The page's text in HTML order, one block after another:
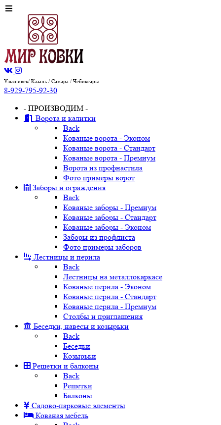
Ульяновск/ Казань / Самара / Чебоксары
8-929-795-92-30
- ПРОИЗВОДИМ -
Ворота и калитки
Back
Кованые ворота - Эконом
Кованые ворота - Стандарт
Кованые ворота - Премиум
Ворота из профнастила
Фото примеры ворот
Заборы и ограждения
Back
Кованые заборы - Премиум
Кованые заборы - Стандарт
Кованые заборы - Эконом
Заборы из профлиста
Фото примеры заборов
Лестницы и перила
Back
Лестницы на металлокаркасе
Кованые перила - Эконом
Кованые перила - Стандарт
Кованые перила - Премиум
Столбы и приглашения
Беседки, навесы и козырьки
Back
Беседки
Козырьки
Решетки и балконы
Back
Решетки
Балконы
Садово-парковые элементы
Кованая мебель